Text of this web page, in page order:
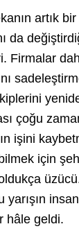
artık bir
da
Firmalar
çoğu
işini
için
yarışın
hâle geldi.